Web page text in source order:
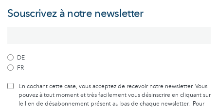
Souscrivez à notre newsletter
DE
FR
En cochant cette case, vous acceptez de recevoir notre newsletter. Vous
pouvez à tout moment et très facilement vous désinscrire en cliquant sur
le lien de désabonnement présent au bas de chaque newsletter. Pour